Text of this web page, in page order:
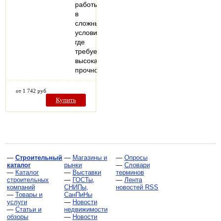
работы
в
сложных
условиях,
где
требуется
высокая
прочность…
от 1 742 руб
Купить
— Строительный
каталог
— Каталог
строительных
компаний
— Товары и
услуги
— Статьи и
обзоры
— Магазины и
рынки
— Выставки
— ГОСТы,
СНИПы,
СанПиНы
— Новости
недвижимости
— Новости
— Опросы
— Словари
терминов
— Лента
новостей RSS